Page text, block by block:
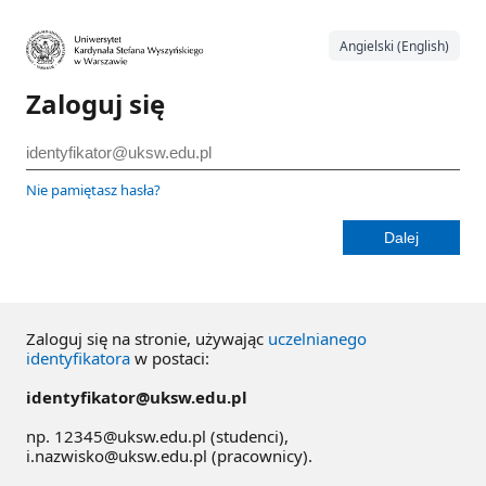
Angielski (English)
Zaloguj się
Nie pamiętasz hasła?
Zaloguj się na stronie, używając uczelnianego
identyfikatora w postaci:
identyfikator@uksw.edu.pl
np. 12345@uksw.edu.pl (studenci),
i.nazwisko@uksw.edu.pl (pracownicy).